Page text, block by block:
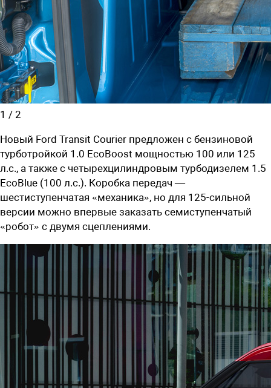
1 / 2
Новый Ford Transit Courier предложен с бензиновой
турботройкой 1.0 EcoBoost мощностью 100 или 125
л.с., а также с четырехцилиндровым турбодизелем 1.5
EcoBlue (100 л.с.). Коробка передач —
шестиступенчатая «механика», но для 125-сильной
версии можно впервые заказать семиступенчатый
«робот» с двумя сцеплениями.